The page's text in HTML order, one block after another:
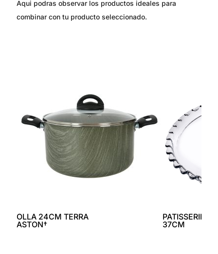
Aqui podras observar los productos ideales para
combinar con tu producto seleccionado.
OLLA 24CM TERRA
ASTON†
PATISSERIE
37CM